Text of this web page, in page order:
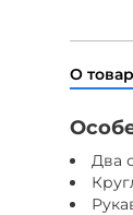
О
Два